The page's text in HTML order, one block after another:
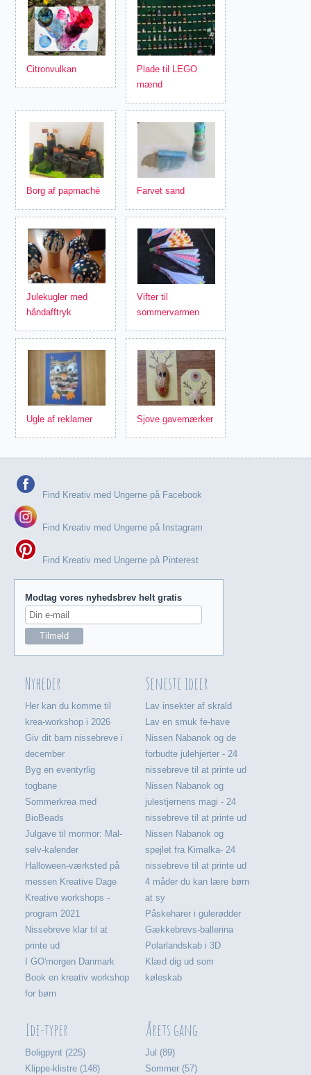
Citronvulkan
Plade til LEGO
mænd
Borg af papmaché Farvet sand
Julekugler med
håndafftryk
Vifter til
sommervarmen
Ugle af reklamer Sjove gavemærker
Find Kreativ med Ungerne på Facebook
Find Kreativ med Ungerne på Instagram
Find Kreativ med Ungerne på Pinterest
Modtag vores nyhedsbrev helt gratis
Nyheder
Her kan du komme til
krea-workshop i 2026
Giv dit barn nissebreve i
december
Byg en eventyrlig
togbane
Sommerkrea med
BioBeads
Julgave til mormor: Mal-
selv-kalender
Halloween-værksted på
messen Kreative Dage
Kreative workshops -
program 2021
Nissebreve klar til at
printe ud
I GO'morgen Danmark
Book en kreativ workshop
for børn
Seneste ideer
Lav insekter af skrald
Lav en smuk fe-have
Nissen Nabanok og de
forbudte julehjerter - 24
nissebreve til at printe ud
Nissen Nabanok og
julestjernens magi - 24
nissebreve til at printe ud
Nissen Nabanok og
spejlet fra Kimalka- 24
nissebreve til at printe ud
4 måder du kan lære børn
at sy
Påskeharer i gulerødder
Gækkebrevs-ballerina
Polarlandskab i 3D
Klæd dig ud som
køleskab
Ide-typer
Boligpynt (225)
Klippe-klistre (148)
Årets gang
Jul (89)
Sommer (57)